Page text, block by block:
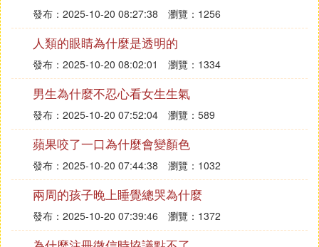
發布：2025-10-20 08:27:38 瀏覽：1256
人類的眼睛為什麼是透明的
發布：2025-10-20 08:02:01 瀏覽：1334
男生為什麼不忍心看女生生氣
發布：2025-10-20 07:52:04 瀏覽：589
蘋果咬了一口為什麼會變顏色
發布：2025-10-20 07:44:38 瀏覽：1032
兩周的孩子晚上睡覺總哭為什麼
發布：2025-10-20 07:39:46 瀏覽：1372